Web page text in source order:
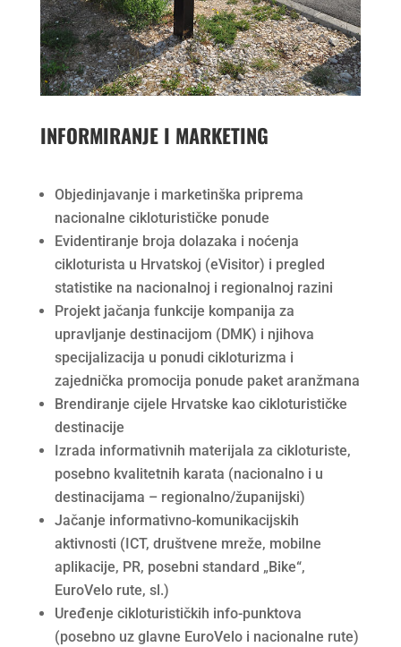
INFORMIRANJE I MARKETING
Objedinjavanje i marketinška priprema
nacionalne cikloturističke ponude
Evidentiranje broja dolazaka i noćenja
cikloturista u Hrvatskoj (eVisitor) i pregled
statistike na nacionalnoj i regionalnoj razini
Projekt jačanja funkcije kompanija za
upravljanje destinacijom (DMK) i njihova
specijalizacija u ponudi cikloturizma i
zajednička promocija ponude paket aranžmana
Brendiranje cijele Hrvatske kao cikloturističke
destinacije
Izrada informativnih materijala za cikloturiste,
posebno kvalitetnih karata (nacionalno i u
destinacijama – regionalno/županijski)
Jačanje informativno-komunikacijskih
aktivnosti (ICT, društvene mreže, mobilne
aplikacije, PR, posebni standard „Bike“,
EuroVelo rute, sl.)
Uređenje cikloturističkih info-punktova
(posebno uz glavne EuroVelo i nacionalne rute)